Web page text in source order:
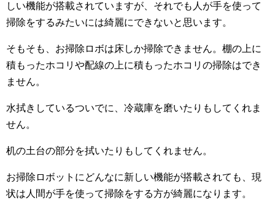
しい機能が搭載されていますが、それでも人が手を使って
掃除をするみたいには綺麗にできないと思います。
そもそも、お掃除ロボは床しか掃除できません。棚の上に
積もったホコリや配線の上に積もったホコリの掃除はでき
ません。
水拭きしているついでに、冷蔵庫を磨いたりもしてくれま
せん。
机の土台の部分を拭いたりもしてくれません。
お掃除ロボットにどんなに新しい機能が搭載されても、現
状は人間が手を使って掃除をする方が綺麗になります。